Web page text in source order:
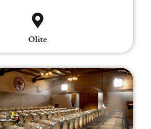
Olite
Visita, cata y maridaje en